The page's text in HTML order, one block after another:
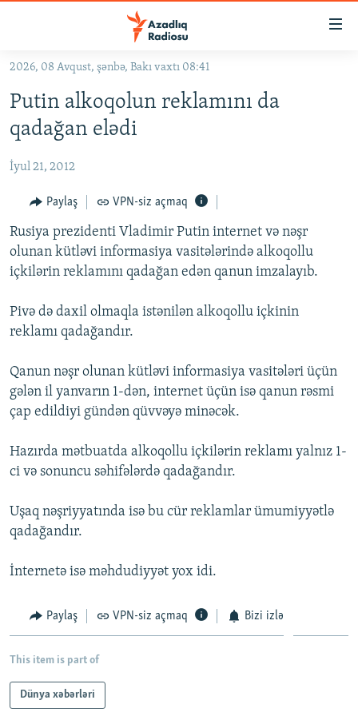
Əsas
qayıt
Əsas
naviqasiyaya
qayıt
KORRUPSIOMETR
#ƏSLINDƏ
FƏRQƏ BAX
QANUNI DOĞRU
ARAŞDIRMA
VIDEO
İNFOQRAFIKA
KARIKATURA
RADIO ARXIV
AZƏRBAYCAN ƏDƏBIYYATI KITABXANASI
İSLAM VƏ DEMOKRATIYA
HAQQIMIZDA
MISSIYAMIZ
PEŞƏ ETIKASI VƏ JURNALISTIKA STANDARTLARIMIZ
AZADLIQRADIOSU MOBIL TELEFONUNUZDA
XƏBƏR BÜLLETENLƏRIMIZ
BIZI IZLƏ
RFE/RL-in bütün saytları
2026, 08 Avqust, şənbə, Bakı vaxtı 08:41
Putin alkoqolun reklamını da
qadağan elədi
İyul 21, 2012
Paylaş VPN-siz açmaq
Rusiya prezidenti Vladimir Putin internet və nəşr
olunan kütləvi informasiya vasitələrində alkoqollu
içkilərin reklamını qadağan edən qanun imzalayıb.
Pivə də daxil olmaqla istənilən alkoqollu içkinin
reklamı qadağandır.
Qanun nəşr olunan kütləvi informasiya vasitələri üçün
gələn il yanvarın 1-dən, internet üçün isə qanun rəsmi
çap edildiyi gündən qüvvəyə minəcək.
Hazırda mətbuatda alkoqollu içkilərin reklamı yalnız 1-
ci və sonuncu səhifələrdə qadağandır.
Uşaq nəşriyyatında isə bu cür reklamlar ümumiyyətlə
qadağandır.
İnternetə isə məhdudiyyət yox idi.
Paylaş VPN-siz açmaq Bizi izlə
This item is part of
Dünya xəbərləri